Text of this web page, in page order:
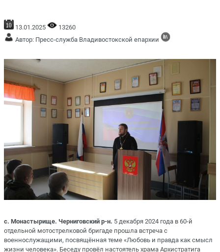
13.01.2025
13260
Автор: Пресс-служба Владивостокской епархии
с. Монастырище. Черниговский р-н. 5 декабря 2024 года в 60-й
отдельной мотострелковой бригаде прошла встреча с
военнослужащими, посвящённая теме «Любовь и правда как смысл
жизни человека». Беседу провёл настоятель храма Архистратига